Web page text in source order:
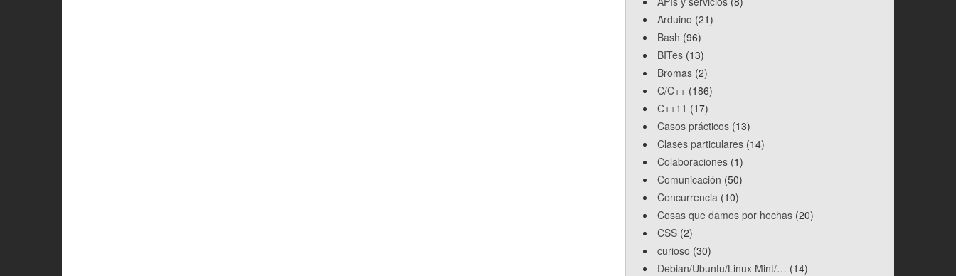
Arduino (21)
Bash (96)
BITes (13)
Bromas (2)
C/C++ (186)
C++11 (17)
Casos prácticos (13)
Clases particulares (14)
Colaboraciones (1)
Comunicación (50)
Concurrencia (10)
Cosas que damos por hechas (20)
CSS (2)
curioso (30)
Debian/Ubuntu/Linux Mint/… (14)